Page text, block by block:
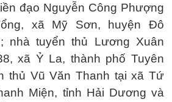
đạo Nguyễn Công Phượng
xã Mỹ Sơn, huyện Đô
nhà tuyển thủ Lương Xuân
xã Ỷ La, thành phố Tuyên
thủ Vũ Văn Thanh tại xã Tứ
Miện, tỉnh Hải Dương và